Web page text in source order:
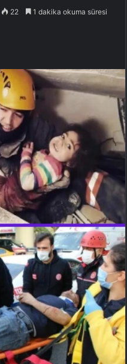
22 1 dakika okuma süresi